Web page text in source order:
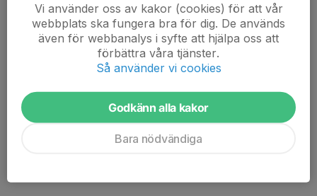
I halvlek uppmärksammar vi våra barn och ungdomar
och det
delas ut medaljer till bollskolan. Vi bjuder alla spelare
F9 samlas innan i grytan där vi brukar träna.
Mvh
Vi använder oss av kakor (cookies) för att vår
webbplats ska fungera bra för dig. De används
även för webbanalys i syfte att hjälpa oss att
förbättra våra tjänster.
Så använder vi cookies
Godkänn alla kakor
Bara nödvändiga